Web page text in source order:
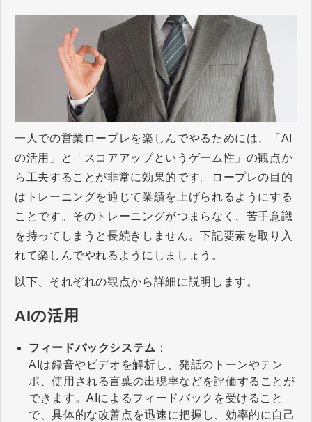
一人での営業ロープレを楽しんでやるためには、「AI
の活用」と「スコアアップというゲーム性」の観点か
ら工夫することが非常に効果的です。ロープレの目的
はトレーニングを通じて業績を上げられるようにする
ことです。そのトレーニングがつまらなく、苦手意識
を持ってしまうと長続きしません。下記要素を取り入
れて楽しんでやれるようにしましょう。
以下、それぞれの観点から詳細に説明します。
AIの活用
フィードバックシステム ：
AIは録音やビデオを解析し、発話のトーンやテン
ポ、使用される言葉の出現率などを評価することが
できます。AIによるフィードバックを受けること
で、具体的な改善点を迅速に把握し、効率的に自己